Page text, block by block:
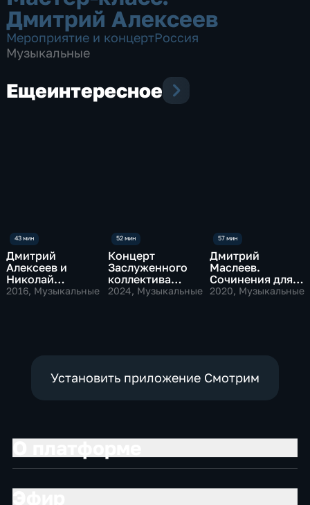
Дмитрий Алексеев
Мероприятие и концертРоссия
Музыкальные
Ещеинтересное
Дмитрий
Алексеев и
Николай
Демиденко.
2016, Музыкальные
Концерт
Заслуженного
коллектива
России
2024, Музыкальные
Дмитрий
Маслеев.
Сочинения для
фортепиано
2020, Музыкальные
Установить приложение Смотрим